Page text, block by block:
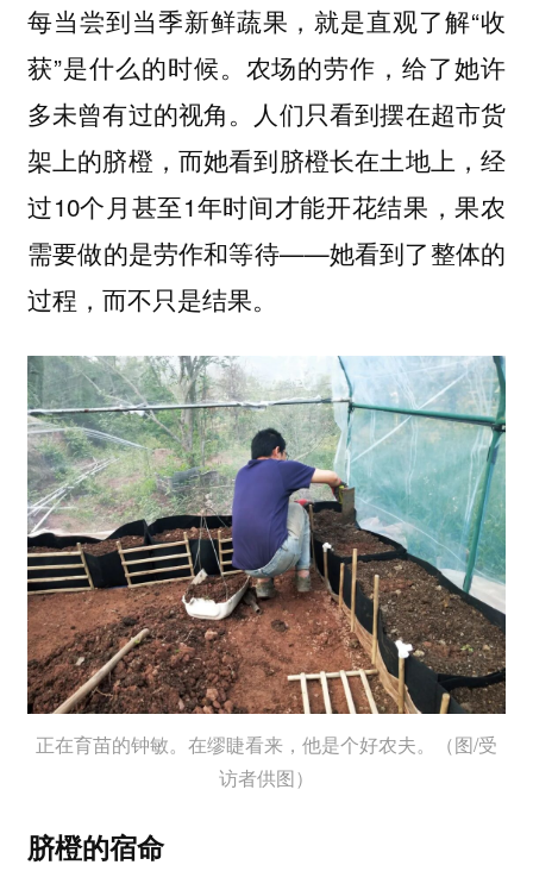
每当尝到当季新鲜蔬果，就是直观了解“收
获”是什么的时候。农场的劳作，给了她许
多未曾有过的视角。人们只看到摆在超市货
架上的脐橙，而她看到脐橙长在土地上，经
过10个月甚至1年时间才能开花结果，果农
需要做的是劳作和等待——她看到了整体的
过程，而不只是结果。
正在育苗的钟敏。在缪睫看来，他是个好农夫。（图/受
访者供图）
脐橙的宿命